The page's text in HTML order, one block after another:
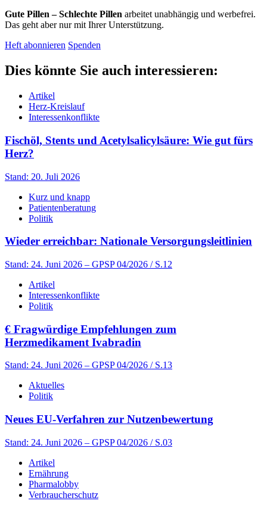
Gute Pillen – Schlechte Pillen arbeitet unabhängig und werbefrei.
Das geht aber nur mit Ihrer Unterstützung.
Heft abonnieren Spenden
Dies könnte Sie auch interessieren:
Artikel
Herz-Kreislauf
Interessenkonflikte
Fischöl, Stents und Acetylsalicylsäure: Wie gut fürs
Herz?
Stand: 20. Juli 2026
Kurz und knapp
Patientenberatung
Politik
Wieder erreichbar: Nationale Versorgungsleitlinien
Stand: 24. Juni 2026 – GPSP 04/2026 / S.12
Artikel
Interessenkonflikte
Politik
€ Fragwürdige Empfehlungen zum
Herzmedikament Ivabradin
Stand: 24. Juni 2026 – GPSP 04/2026 / S.13
Aktuelles
Politik
Neues EU-Verfahren zur Nutzenbewertung
Stand: 24. Juni 2026 – GPSP 04/2026 / S.03
Artikel
Ernährung
Pharmalobby
Verbraucherschutz